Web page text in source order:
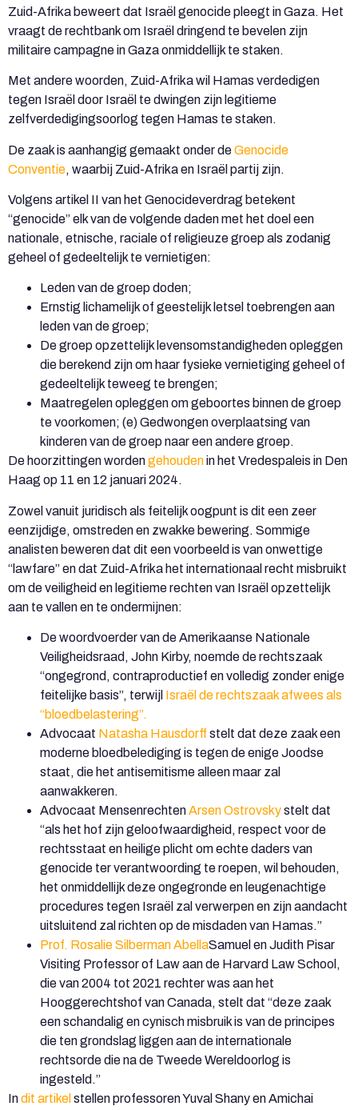
Zuid-Afrika beweert dat Israël genocide pleegt in Gaza. Het
vraagt de rechtbank om Israël dringend te bevelen zijn
militaire campagne in Gaza onmiddellijk te staken.
Met andere woorden, Zuid-Afrika wil Hamas verdedigen
tegen Israël door Israël te dwingen zijn legitieme
zelfverdedigingsoorlog tegen Hamas te staken.
De zaak is aanhangig gemaakt onder deGenocide
Conventie, waarbij Zuid-Afrika en Israël partij zijn.
Volgens artikel II van het Genocideverdrag betekent
“genocide” elk van de volgende daden met het doel een
nationale, etnische, raciale of religieuze groep als zodanig
geheel of gedeeltelijk te vernietigen:
Leden van de groep doden;
Ernstig lichamelijk of geestelijk letsel toebrengen aan
leden van de groep;
De groep opzettelijk levensomstandigheden opleggen
die berekend zijn om haar fysieke vernietiging geheel of
gedeeltelijk teweeg te brengen;
Maatregelen opleggen om geboortes binnen de groep
te voorkomen; (e) Gedwongen overplaatsing van
kinderen van de groep naar een andere groep.
De hoorzittingen wordengehoudenin het Vredespaleis in Den
Haag op 11 en 12 januari 2024.
Zowel vanuit juridisch als feitelijk oogpunt is dit een zeer
eenzijdige, omstreden en zwakke bewering. Sommige
analisten beweren dat dit een voorbeeld is van onwettige
“lawfare” en dat Zuid-Afrika het internationaal recht misbruikt
om de veiligheid en legitieme rechten van Israël opzettelijk
aan te vallen en te ondermijnen:
De woordvoerder van de Amerikaanse Nationale
Veiligheidsraad, John Kirby, noemde de rechtszaak
“ongegrond, contraproductief en volledig zonder enige
feitelijke basis”, terwijl Israël de rechtszaak afwees als
“bloedbelastering”.
Advocaat Natasha Hausdorff stelt dat deze zaak een
moderne bloedbelediging is tegen de enige Joodse
staat, die het antisemitisme alleen maar zal
aanwakkeren.
Advocaat MensenrechtenArsen Ostrovskystelt dat
“als het hof zijn geloofwaardigheid, respect voor de
rechtsstaat en heilige plicht om echte daders van
genocide ter verantwoording te roepen, wil behouden,
het onmiddellijk deze ongegronde en leugenachtige
procedures tegen Israël zal verwerpen en zijn aandacht
uitsluitend zal richten op de misdaden van Hamas.”
Prof. Rosalie Silberman AbellaSamuel en Judith Pisar
Visiting Professor of Law aan de Harvard Law School,
die van 2004 tot 2021 rechter was aan het
Hooggerechtshof van Canada, stelt dat “deze zaak
een schandalig en cynisch misbruik is van de principes
die ten grondslag liggen aan de internationale
rechtsorde die na de Tweede Wereldoorlog is
ingesteld.”
Indit artikel stellen professoren Yuval Shany en Amichai